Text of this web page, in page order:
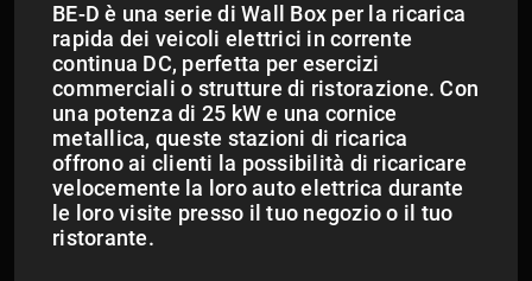
BE-D è una serie di Wall Box per la ricarica
rapida dei veicoli elettrici in corrente
continua DC, perfetta per esercizi
commerciali o strutture di ristorazione. Con
una potenza di 25 kW e una cornice
metallica, queste stazioni di ricarica
offrono ai clienti la possibilità di ricaricare
velocemente la loro auto elettrica durante
le loro visite presso il tuo negozio o il tuo
ristorante.